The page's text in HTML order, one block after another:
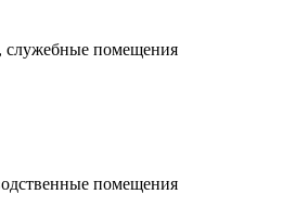
служебные помещения
помещения